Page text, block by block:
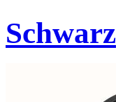
Schwarz